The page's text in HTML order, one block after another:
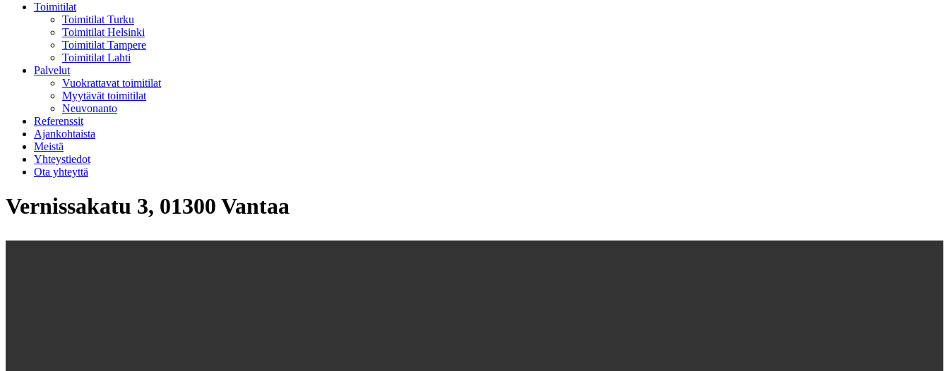
Toimitilat
Toimitilat Turku
Toimitilat Helsinki
Toimitilat Tampere
Toimitilat Lahti
Palvelut
Vuokrattavat toimitilat
Myytävät toimitilat
Neuvonanto
Referenssit
Ajankohtaista
Meistä
Yhteystiedot
Ota yhteyttä
Vernissakatu 3, 01300 Vantaa